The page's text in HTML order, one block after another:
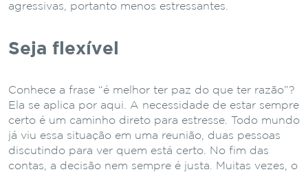
agressivas, portanto menos estressantes.
Seja flexível
Conhece a frase “é melhor ter paz do que ter razão”?
Ela se aplica por aqui. A necessidade de estar sempre
certo é um caminho direto para estresse. Todo mundo
já viu essa situação em uma reunião, duas pessoas
discutindo para ver quem está certo. No fim das
contas, a decisão nem sempre é justa. Muitas vezes, o